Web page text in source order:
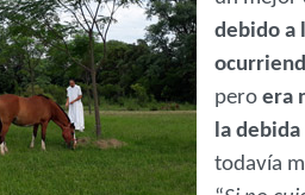
debido a
pero era
la
todavía